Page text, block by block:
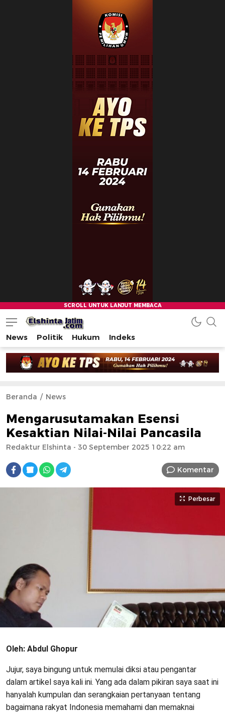
News Politik Hukum Indeks
Beranda News
Mengarusutamakan Esensi
Kesaktian Nilai-Nilai Pancasila
Redaktur Elshinta - 30 September 2025 10:22 am
Komentar
Perbesar
Oleh: Abdul Ghopur
Jujur, saya bingung untuk memulai diksi atau pengantar
dalam artikel saya kali ini. Yang ada dalam pikiran saya saat ini
hanyalah kumpulan dan serangkaian pertanyaan tentang
bagaimana rakyat Indonesia memahami dan memaknai